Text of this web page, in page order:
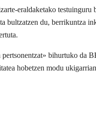
eraldaketako
bultzatzen du, berrikuntza
bihurtuko da
hobetzen modu